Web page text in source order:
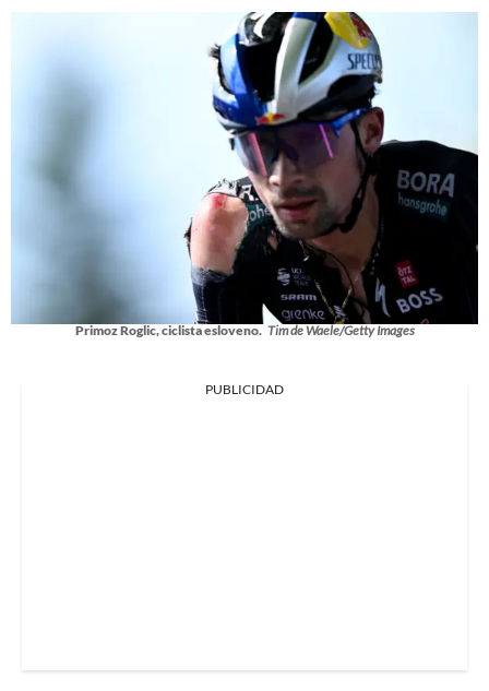
Primoz Roglic, ciclista esloveno. Tim de Waele/Getty Images
PUBLICIDAD